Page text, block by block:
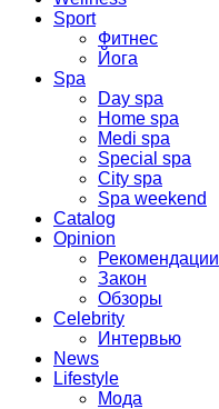
Sport
Фитнес
Йога
Spa
Day spa
Home spa
Medi spa
Special spa
City spa
Spa weekend
Catalog
Opinion
Рекомендации
Закон
Обзоры
Celebrity
Интервью
News
Lifestyle
Мода